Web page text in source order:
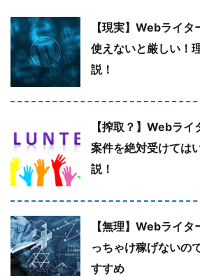
【現実】Webライ
使えないと厳しい！
説！
【搾取？】Webラ
案件を絶対受けては
説！
【無理】Webライ
っちゃけ稼げないの
すすめ